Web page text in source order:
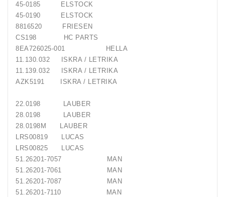
45-0185 ELSTOCK
45-0190 ELSTOCK
8816520 FRIESEN
CS198 HC PARTS
8EA726025-001 HELLA
11.130.032 ISKRA / LETRIKA
11.139.032 ISKRA / LETRIKA
AZK5191 ISKRA / LETRIKA
22.0198 LAUBER
28.0198 LAUBER
28.0198M LAUBER
LRS00819 LUCAS
LRS00825 LUCAS
51.26201-7057 MAN
51.26201-7061 MAN
51.26201-7087 MAN
51.26201-7110 MAN